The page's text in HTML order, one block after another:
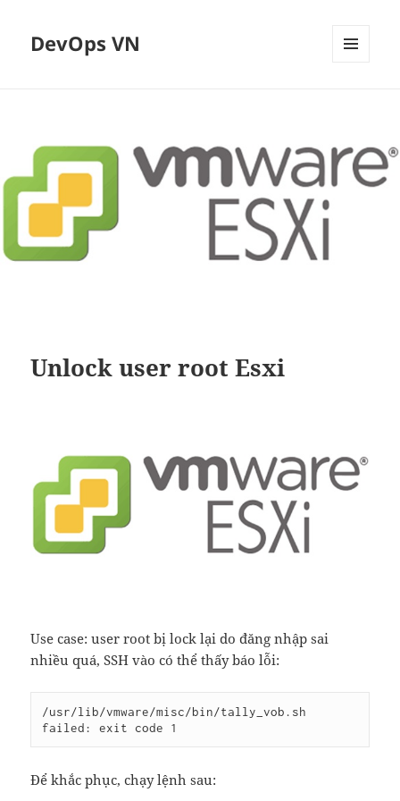
DevOps VN
Unlock user root Esxi
Use case: user root bị lock lại do đăng nhập sai
nhiều quá, SSH vào có thể thấy báo lỗi:
/usr/lib/vmware/misc/bin/tally_vob.sh
failed: exit code 1
Để khắc phục, chạy lệnh sau: